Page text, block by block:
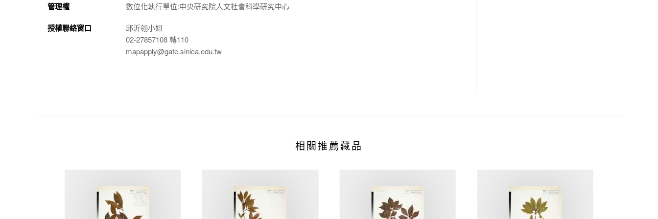
管理權 數位化執行單位:中央研究院人文社會科學研究中心
授權聯絡窗口
邱沂翎小姐
02-27857108 轉110
mapapply@gate.sinica.edu.tw
相關推薦藏品